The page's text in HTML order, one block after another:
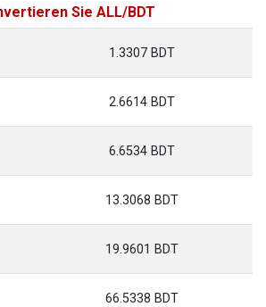
Sie ALL/BDT
1.3307 BDT
2.6614 BDT
6.6534 BDT
13.3068 BDT
19.9601 BDT
66.5338 BDT